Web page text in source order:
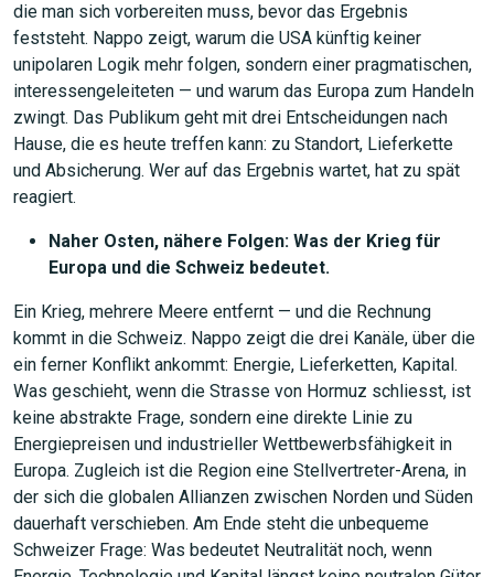
die man sich vorbereiten muss, bevor das Ergebnis
feststeht. Nappo zeigt, warum die USA künftig keiner
unipolaren Logik mehr folgen, sondern einer pragmatischen,
interessengeleiteten — und warum das Europa zum Handeln
zwingt. Das Publikum geht mit drei Entscheidungen nach
Hause, die es heute treffen kann: zu Standort, Lieferkette
und Absicherung. Wer auf das Ergebnis wartet, hat zu spät
reagiert.
Naher Osten, nähere Folgen: Was der Krieg für
Europa und die Schweiz bedeutet.
Ein Krieg, mehrere Meere entfernt — und die Rechnung
kommt in die Schweiz. Nappo zeigt die drei Kanäle, über die
ein ferner Konflikt ankommt: Energie, Lieferketten, Kapital.
Was geschieht, wenn die Strasse von Hormuz schliesst, ist
keine abstrakte Frage, sondern eine direkte Linie zu
Energiepreisen und industrieller Wettbewerbsfähigkeit in
Europa. Zugleich ist die Region eine Stellvertreter-Arena, in
der sich die globalen Allianzen zwischen Norden und Süden
dauerhaft verschieben. Am Ende steht die unbequeme
Schweizer Frage: Was bedeutet Neutralität noch, wenn